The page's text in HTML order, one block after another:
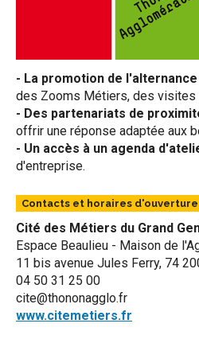
- La promotion de
des Zooms Métiers, des
- Des partenariats de
offrir une réponse adaptée aux
- Un accès à un agenda
d'entreprise.
Contacts et horaires d'ouverture
Cité des Métiers du Grand
Espace Beaulieu - Maison de
11 bis avenue Jules Ferry, 74
04 50 31 25 00
cite@thononagglo.fr
www.citemetiers.fr